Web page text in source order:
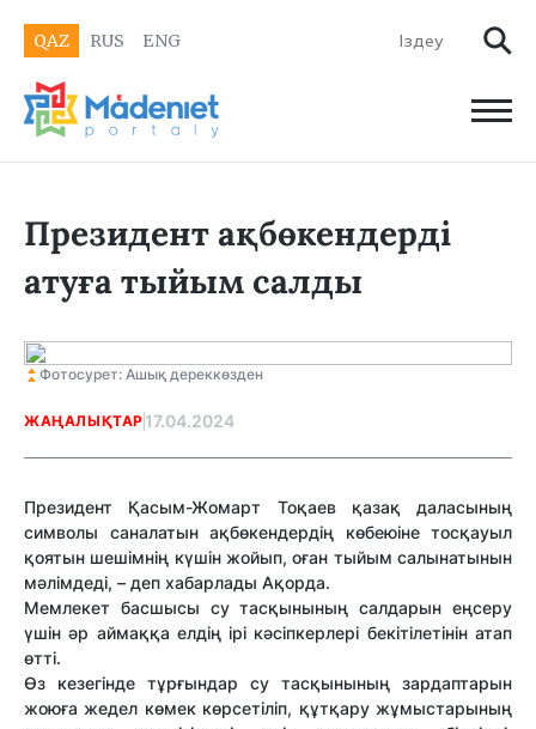
QAZ RUS ENG
Президент ақбөкендерді
атуға тыйым салды
Фотосурет: Ашық дереккөзден
ЖАҢАЛЫҚТАР 17.04.2024
Президент Қасым-Жомарт Тоқаев қазақ даласының
символы саналатын ақбөкендердің көбеюіне тосқауыл
қоятын шешімнің күшін жойып, оған тыйым салынатынын
мәлімдеді, – деп хабарлады Ақорда.
Мемлекет басшысы су тасқынының салдарын еңсеру
үшін әр аймаққа елдің ірі кәсіпкерлері бекітілетінін атап
өтті.
Өз кезегінде тұрғындар су тасқынының зардаптарын
жоюға жедел көмек көрсетіліп, құтқару жұмыстарының